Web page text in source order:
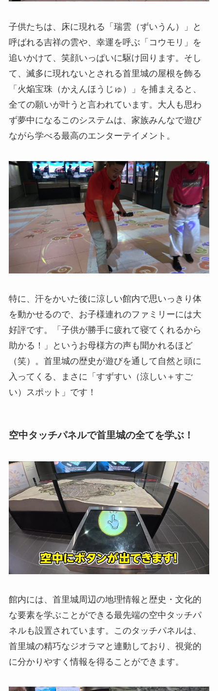
子供たちは、床に現れる「瑞雲（ずいうん）」と
呼ばれる吉祥の雲や、幸運を呼ぶ「コウモリ」を
追いかけて、笑顔いっぱいに駆け回ります。そし
て、滅多に現れないとされる首里城の屋根を飾る
「火焔宝珠（かえんほうじゅ）」を捕まえると、
全ての願いが叶うと言われています。大人も思わ
ず夢中になるこのシステムは、家族みんなで遊び
ながら学べる最高のエンターテイメント。
特に、汗をかいた後に涼しい館内で思いっきり体
を動かせるので、お子様連れのファミリーには大
好評です。「子供が勝手に疲れて寝てくれるから
助かる！」というお母様方の声も聞かれるほど
（笑）。首里城の歴史が遊びを通して自然と頭に
入ってくる、まさに「すずすい（涼しい＋すご
い）スポット」です！
空中タッチパネルで首里城の全てを学ぶ！
館内には、首里城周辺の地理情報と歴史・文化的
な要素を学ぶことができる最先端の空中タッチパ
ネルも設置されています。このタッチパネルは、
首里城の精巧なジオラマと連動しており、視覚的
に分かりやすく情報を得ることができます。